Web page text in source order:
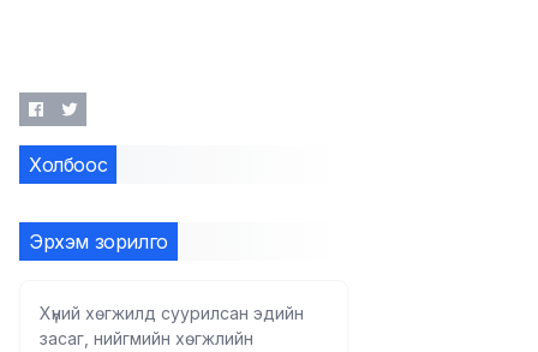
Холбоос
Эрхэм зорилго
Хүний хөгжилд суурилсан эдийн
засаг, нийгмийн хөгжлийн